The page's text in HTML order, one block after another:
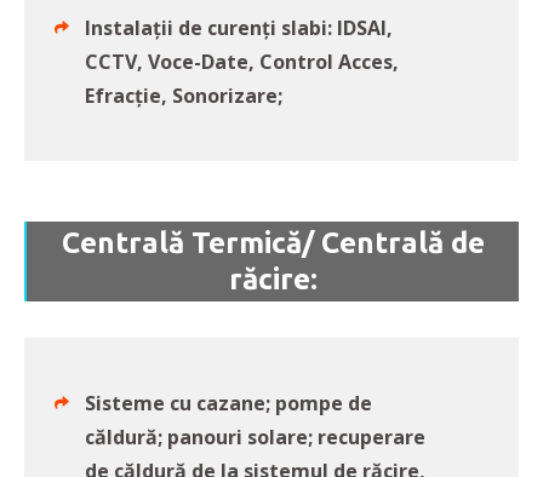
Instalații de curenți slabi: IDSAI,
CCTV, Voce-Date, Control Acces,
Efracție, Sonorizare;
Centrală Termică/ Centrală de
răcire:
Sisteme cu cazane; pompe de
căldură; panouri solare; recuperare
de căldură de la sistemul de răcire,